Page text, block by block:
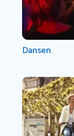
Dansen